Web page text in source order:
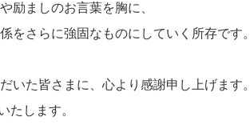
励ましのお言葉を胸に、
をさらに強固なものにしていく所存です。
いた皆さまに、心より感謝申し上げます。
たします。